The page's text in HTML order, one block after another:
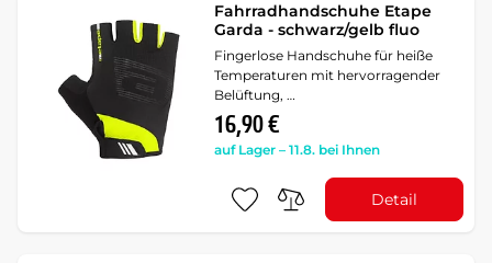
Fahrradhandschuhe Etape
Garda - schwarz/gelb fluo
Fingerlose Handschuhe für heiße
Temperaturen mit hervorragender
Belüftung, …
16,90 €
auf Lager – 11.8. bei Ihnen
Detail